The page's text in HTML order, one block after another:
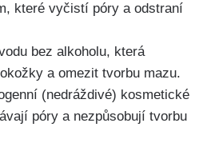
které vyčistí⁢ póry a odstraní
bez alkoholu, která
a omezit tvorbu mazu.
(nedráždivé) kosmetické
póry ​a nezpůsobují tvorbu